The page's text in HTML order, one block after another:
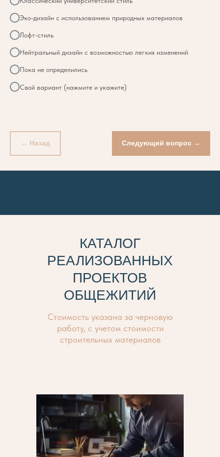
Эко-дизайн с использованием природных материалов
Лофт-стиль
Нейтральный дизайн с возможностью легких изменений
Пока не определились
Свой вариант (нажмите и укажите)
← Назад Следующий вопрос →
КАТАЛОГ
РЕАЛИЗОВАННЫХ
ПРОЕКТОВ
ОБЩЕЖИТИЙ
Стоимость указана за черновую
работу, с учетом стоимости
строительных материалов